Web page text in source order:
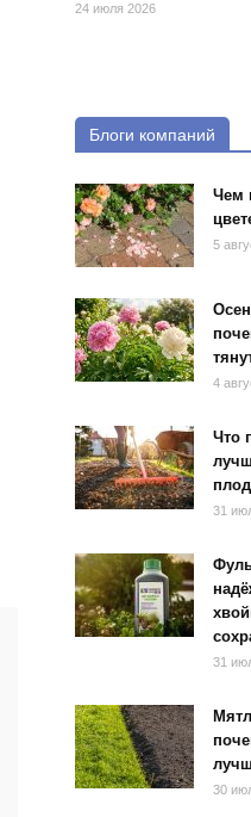
24 июля 2026
Блоги компаний
Чем
5
4
Что
31
31
30